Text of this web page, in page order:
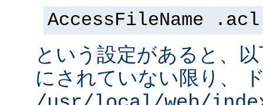
AccessFileName .acl
という設定があると、
にされていない限り、